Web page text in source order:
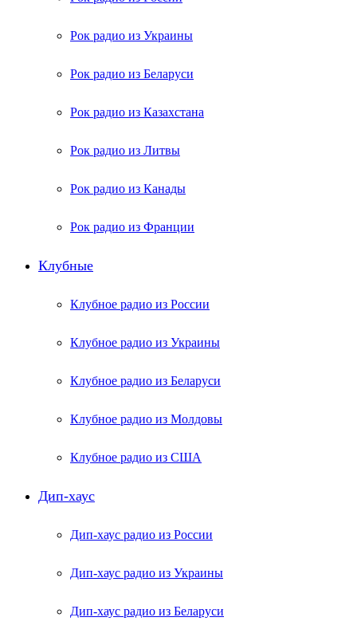
Рок радио из Украины
Рок радио из Беларуси
Рок радио из Казахстана
Рок радио из Литвы
Рок радио из Канады
Рок радио из Франции
Клубные
Клубное радио из России
Клубное радио из Украины
Клубное радио из Беларуси
Клубное радио из Молдовы
Клубное радио из США
Дип-хаус
Дип-хаус радио из России
Дип-хаус радио из Украины
Дип-хаус радио из Беларуси